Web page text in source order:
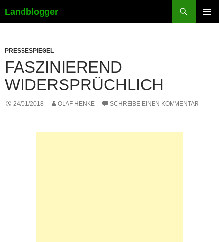
Landblogger
PRESSESPIEGEL
FASZINIEREND
WIDERSPRÜCHLICH
24/01/2018 OLAF HENKE SCHREIBE EINEN KOMMENTAR